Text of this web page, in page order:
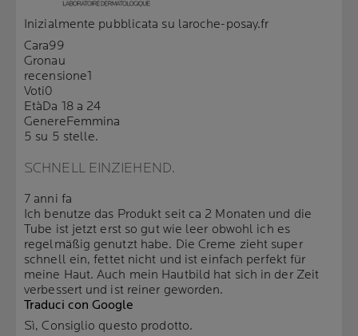
Inizialmente pubblicata su laroche-posay.fr
Cara99
Gronau
recensione1
Voti0
EtàDa 18 a 24
GenereFemmina
5 su 5 stelle.
SCHNELL EINZIEHEND.
7 anni fa
Ich benutze das Produkt seit ca 2 Monaten und die
Tube ist jetzt erst so gut wie leer obwohl ich es
regelmäßig genutzt habe. Die Creme zieht super
schnell ein, fettet nicht und ist einfach perfekt für
meine Haut. Auch mein Hautbild hat sich in der Zeit
verbessert und ist reiner geworden.
Traduci con Google
Sì, Consiglio questo prodotto.